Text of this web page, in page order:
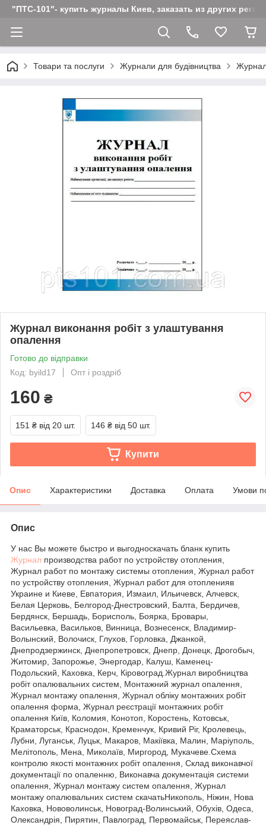
"ПТС-101"- купить журналы Киев, заказать из других
Товари та послуги Журнали для будівництва Журнал
Журнал виконання робіт з улаштування
опалення
Готово до відправки
Код: byild17
Опт і роздріб
160 ₴
151 ₴ від 20 шт. 146 ₴ від 50 шт.
Купити
Опис Характеристики Доставка Оплата Умови
Опис
У нас Вы можете быстро и выгодноскачать бланк купить
Журнал производства работ по устройству отопления,
Журнал работ по монтажу системы отопления, Журнал работ
по устройству отопления, Журнал работ для отопленияв
Украине и Киеве, Евпатория, Измаил, Ильичевск, Алчевск,
Белая Церковь, Белгород-Днестровский, Балта, Бердичев,
Бердянск, Бершадь, Борисполь, Боярка, Бровары,
Васильевка, Васильков, Винница, Вознесенск, Владимир-
Волынский, Волочиск, Глухов, Горловка, Джанкой,
Днепродзержинск, Днепропетровск, Днепр, Донецк, Дрогобыч,
Житомир, Запорожье, Энергодар, Калуш, Каменец-
Подольский, Каховка, Керч, Кіровоград.Журнал виробництва
робіт опалювальних систем, Монтажний журнал опалення,
Журнал монтажу опалення, Журнал обліку монтажних робіт
опалення форма, Журнал реєстрації монтажних робіт
опалення Київ, Коломия, Конотоп, Коростень, Котовськ,
Краматорськ, Краснодон, Кременчук, Кривий Ріг, Кролевець,
Лубни, Луганськ, Луцьк, Макаров, Макіївка, Малин, Маріуполь,
Мелітополь, Мена, Миколаїв, Миргород, Мукачеве.Схема
контролю якості монтажних робіт опалення, Склад виконавчої
документації по опаленню, Виконавча документація системи
опалення, Журнал монтажу систем опалення, Журнал
монтажу опалювальних систем скачатьНикополь, Ніжин, Нова
Каховка, Нововолинськ, Новоград-Волинський, Обухів, Одеса,
Олександрія, Пирятин, Павлоград, Первомайськ, Переяслав-